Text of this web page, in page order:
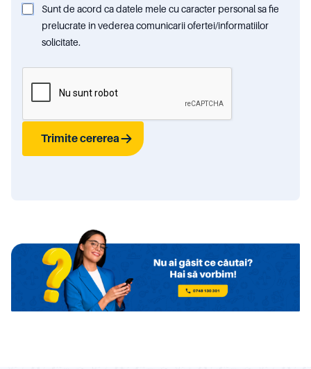
Sunt de acord ca datele mele cu caracter personal sa fie
prelucrate in vederea comunicarii ofertei/informatiilor
solicitate.
Trimite cererea